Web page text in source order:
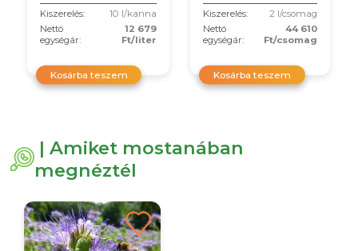
Kiszerelés:
10 l/kanna
Nettó
egységár:
12 679
Ft/liter
Kosárba teszem
Kiszerelés:
2 l/csomag
Nettó
egységár:
44 610
Ft/csomag
Kosárba teszem
| Amiket mostanában
megnéztél